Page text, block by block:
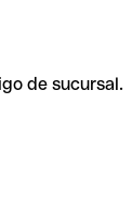
de sucursal.